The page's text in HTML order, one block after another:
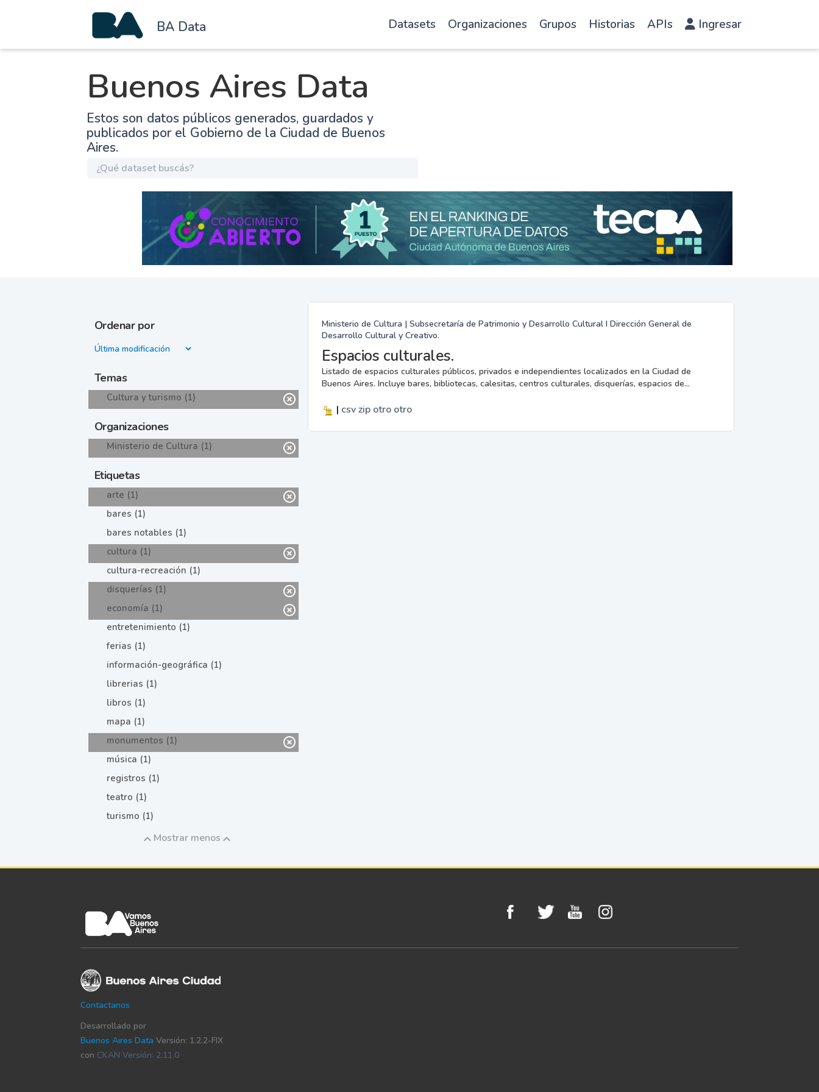
BA Data Datasets Organizaciones Grupos Historias APIs Ingresar
Buenos Aires Data
Estos son datos públicos generados, guardados y
publicados por el Gobierno de la Ciudad de Buenos
Aires.
Ordenar por
Temas
Cultura y turismo (1)
Organizaciones
Ministerio de Cultura (1)
Etiquetas
arte (1)
bares (1)
bares notables (1)
cultura (1)
cultura-recreación (1)
disquerías (1)
economía (1)
entretenimiento (1)
ferias (1)
información-geográfica (1)
librerias (1)
libros (1)
mapa (1)
monumentos (1)
música (1)
registros (1)
teatro (1)
turismo (1)
Mostrar menos
Ministerio de Cultura | Subsecretaría de Patrimonio y Desarrollo Cultural I Dirección General de
Desarrollo Cultural y Creativo.
Espacios culturales.
Listado de espacios culturales públicos, privados e independientes localizados en la Ciudad de
Buenos Aires. Incluye bares, bibliotecas, calesitas, centros culturales, disquerías, espacios de...
| csvzip otro otro
Contactanos
Desarrollado por
Buenos Aires Data Versión: 1.2.2-FIX
con CKAN Versión: 2.11.0